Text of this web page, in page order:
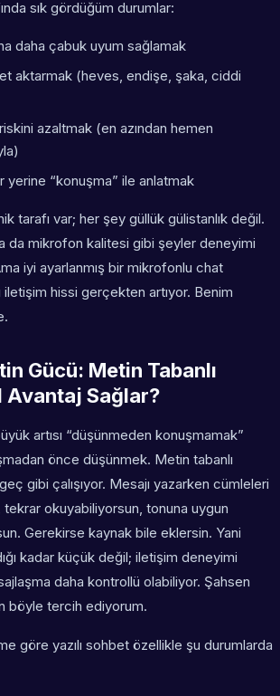
sık gördüğüm durumlar:
daha çabuk uyum sağlamak
aktarmak (heves, endişe, şaka, ciddi
riskini azaltmak (en azından hemen
yerine “konuşma” ile anlatmak
tarafı var; her şey güllük gülistanlık değil.
da mikrofon kalitesi gibi şeyler deneyimi
iyi ayarlanmış bir mikrofonlu chat
iletişim hissi gerçekten artıyor. Benim
Gücü: Metin Tabanlı
Avantaj Sağlar?
artısı “düşünmeden konuşmamak”
önce düşünmek. Metin tabanlı
gibi çalışıyor. Mesajı yazarken cümleleri
okuyabiliyorsun, tonuna uygun
Gerekirse kaynak bile eklersin. Yani
kadar küçük değil; iletişim deneyimi
daha kontrollü olabiliyor. Şahsen
böyle tercih ediyorum.
göre yazılı sohbet özellikle şu durumlarda